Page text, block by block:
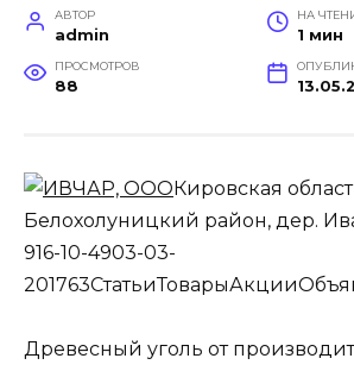
АВТОР
admin
НА
1 мин
ПРОСМОТРОВ
88
Кировская
Белохолуницкий район, дер.
916-10-4903-03-
201763СтатьиТоварыАкции
Древесный уголь от